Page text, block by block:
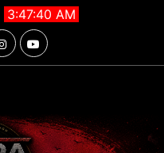
3:47:41 AM